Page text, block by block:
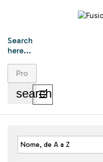
Search
here...
search
Toggle
navigation
☰
Nome, de A a Z